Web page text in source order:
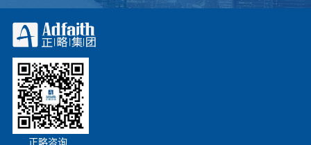
正略咨询